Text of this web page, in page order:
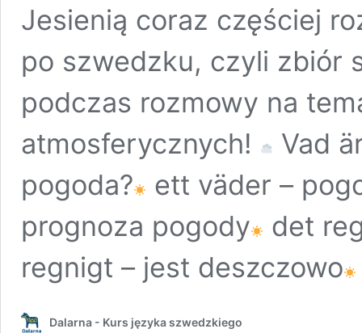
Jesienią coraz częściej
po szwedzku, czyli zbiór
podczas rozmowy na
atmosferycznych!
Vad
pogoda?
ett väder –
prognoza pogody
det
regnigt – jest deszczowo
Dalarna - Kurs języka szwedzkiego